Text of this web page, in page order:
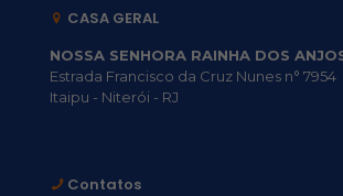
CASA GERAL
NOSSA SENHORA RAINHA DOS
Estrada Francisco da Cruz Nunes n° 7954
Itaipu - Niterói - RJ
Contatos